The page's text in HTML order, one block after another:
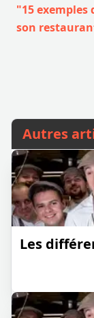
"15 exemples
son
Autres
Les